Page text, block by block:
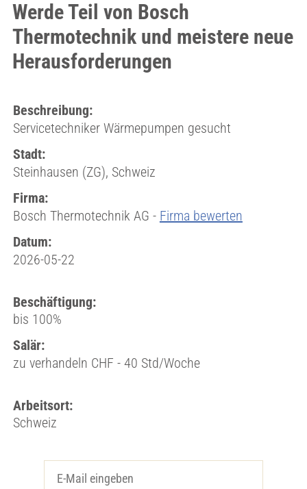
Werde Teil von Bosch
Thermotechnik und meistere neue
Herausforderungen
Beschreibung:
Servicetechniker Wärmepumpen gesucht
Stadt:
Steinhausen (ZG), Schweiz
Firma:
Bosch Thermotechnik AG - Firma bewerten
Datum:
2026-05-22
Beschäftigung:
bis 100%
Salär:
zu verhandeln CHF - 40 Std/Woche
Arbeitsort:
Schweiz